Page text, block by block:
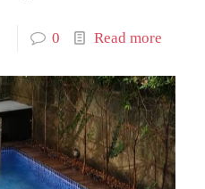
0 Read more